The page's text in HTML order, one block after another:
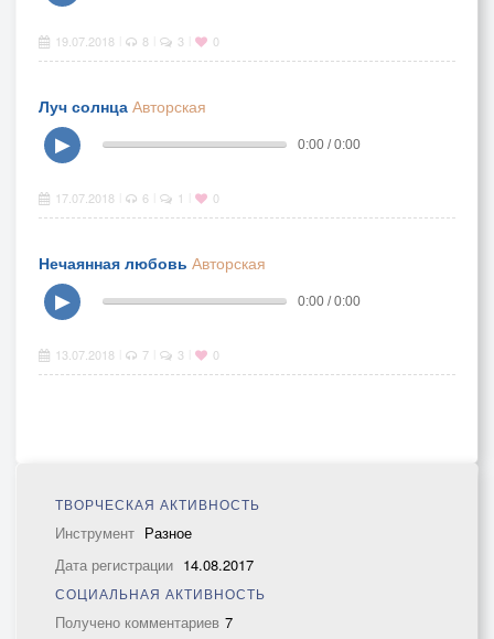
19.07.2018 8 3 0
Луч солнца Авторская
▶
0:00 / 0:00
17.07.2018 6 1 0
Нечаянная любовь Авторская
▶
0:00 / 0:00
13.07.2018 7 3 0
ТВОРЧЕСКАЯ АКТИВНОСТЬ
Инструмент Разное
Дата регистрации 14.08.2017
СОЦИАЛЬНАЯ АКТИВНОСТЬ
Получено комментариев 7